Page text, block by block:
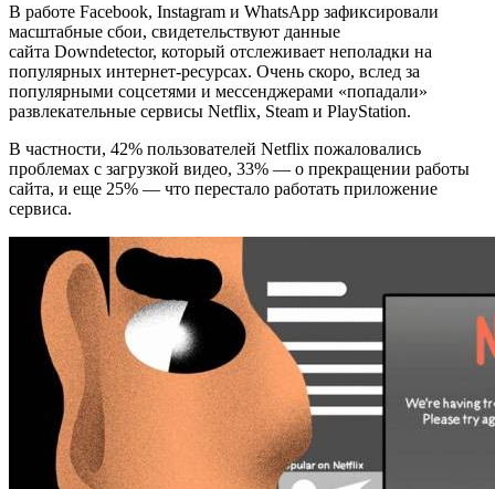
В работе Facebook, Instagram и WhatsApp зафиксировали
масштабные сбои, свидетельствуют данные
сайта Downdetector, который отслеживает неполадки на
популярных интернет-ресурсах. Очень скоро, вслед за
популярными соцсетями и мессенджерами «попадали»
развлекательные сервисы Netflix, Steam и PlayStation.
В частности, 42% пользователей Netflix пожаловались
проблемах с загрузкой видео, 33% — о прекращении работы
сайта, и еще 25% — что перестало работать приложение
сервиса.